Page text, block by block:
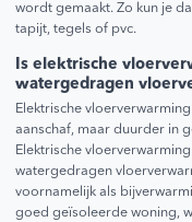
wordt gemaakt. Zo kun je
tapijt, tegels of pvc.
Is elektrische
watergedragen
Elektrische
aanschaf, maar duurder in
Elektrische
watergedragen
voornamelijk als
goed geïsoleerde woning,